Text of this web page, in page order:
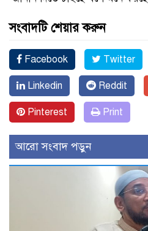
সংবাদটি শেয়ার করুন
Facebook Twitter
Linkedin Reddit
Pinterest Print
আরো সংবাদ পড়ুন